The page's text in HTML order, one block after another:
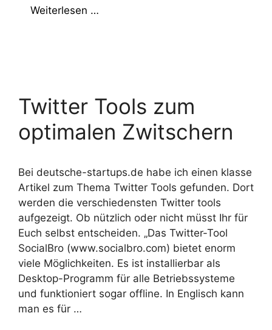
Weiterlesen …
Twitter Tools zum
optimalen Zwitschern
Bei deutsche-startups.de habe ich einen klasse
Artikel zum Thema Twitter Tools gefunden. Dort
werden die verschiedensten Twitter tools
aufgezeigt. Ob nützlich oder nicht müsst Ihr für
Euch selbst entscheiden. „Das Twitter-Tool
SocialBro (www.socialbro.com) bietet enorm
viele Möglichkeiten. Es ist installierbar als
Desktop-Programm für alle Betriebssysteme
und funktioniert sogar offline. In Englisch kann
man es für …